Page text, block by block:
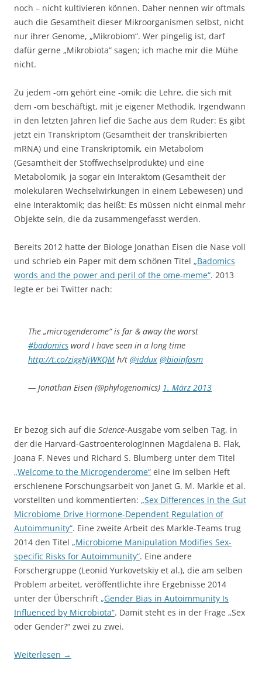
noch – nicht kultivieren können. Daher nennen wir oftmals
auch die Gesamtheit dieser Mikroorganismen selbst, nicht
nur ihrer Genome, „Mikrobiom“. Wer pingelig ist, darf
dafür gerne „Mikrobiota“ sagen; ich mache mir die Mühe
nicht.
Zu jedem -om gehört eine -omik: die Lehre, die sich mit
dem -om beschäftigt, mit je eigener Methodik. Irgendwann
in den letzten Jahren lief die Sache aus dem Ruder: Es gibt
jetzt ein Transkriptom (Gesamtheit der transkribierten
mRNA) und eine Transkriptomik, ein Metabolom
(Gesamtheit der Stoffwechselprodukte) und eine
Metabolomik, ja sogar ein Interaktom (Gesamtheit der
molekularen Wechselwirkungen in einem Lebewesen) und
eine Interaktomik; das heißt: Es müssen nicht einmal mehr
Objekte sein, die da zusammengefasst werden.
Bereits 2012 hatte der Biologe Jonathan Eisen die Nase voll
und schrieb ein Paper mit dem schönen Titel „Badomics
words and the power and peril of the ome-meme“. 2013
legte er bei Twitter nach:
The „microgenderome“ is far & away the worst
#badomics word I have seen in a long time
http://t.co/ziggNjWKQM h/t @iddux @bioinfosm
— Jonathan Eisen (@phylogenomics) 1. März 2013
Er bezog sich auf die Science-Ausgabe vom selben Tag, in
der die Harvard-GastroenterologInnen Magdalena B. Flak,
Joana F. Neves und Richard S. Blumberg unter dem Titel
„Welcome to the Microgenderome“ eine im selben Heft
erschienene Forschungsarbeit von Janet G. M. Markle et al.
vorstellten und kommentierten: „Sex Differences in the Gut
Microbiome Drive Hormone-Dependent Regulation of
Autoimmunity“. Eine zweite Arbeit des Markle-Teams trug
2014 den Titel „Microbiome Manipulation Modifies Sex-
specific Risks for Autoimmunity“. Eine andere
Forschergruppe (Leonid Yurkovetskiy et al.), die am selben
Problem arbeitet, veröffentlichte ihre Ergebnisse 2014
unter der Überschrift „Gender Bias in Autoimmunity Is
Influenced by Microbiota“. Damit steht es in der Frage „Sex
oder Gender?“ zwei zu zwei.
Weiterlesen →